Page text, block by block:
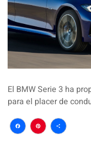
El BMW Serie 3 ha
para el placer de
Facebook
Pinterest